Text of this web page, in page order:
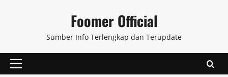
Foomer Official
Sumber Info Terlengkap dan Terupdate
Primary